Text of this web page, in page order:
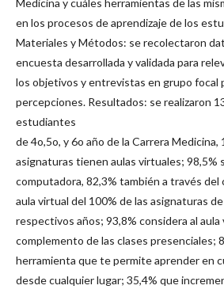
Medicina y cuáles herramientas de las
en los procesos de aprendizaje de los
Materiales y Métodos: se recolectaron
encuesta desarrollada y validada para
los objetivos y entrevistas en grupo focal
percepciones. Resultados: se realizaron
estudiantes
de 4o,5o, y 6o año de la Carrera Medicina,
asignaturas tienen aulas virtuales; 98,5%
computadora, 82,3% también a través del
aula virtual del 100% de las asignaturas
respectivos años; 93,8% considera al aula
complemento de las clases presenciales;
herramienta que te permite aprender en
desde cualquier lugar; 35,4% que